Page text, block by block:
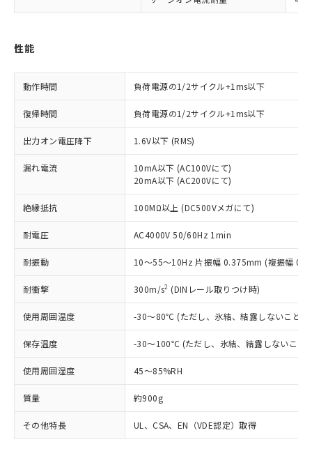
性能
動作時間 負荷電源の1/2サイクル+1ms以下
復帰時間 負荷電源の1/2サイクル+1ms以下
出力オン電圧降下 1.6V以下 (RMS)
漏れ電流
10mA以下 (AC100Vにて)
20mA以下 (AC200Vにて)
絶縁抵抗 100MΩ以上 (DC500Vメガにて)
耐電圧 AC4000V 50/60Hz 1min
耐振動 10～55～10Hz 片振幅 0.375mm (複振幅
耐衝撃 300m/s2 (DINレール取りつけ時)
使用周囲温度 -30～80℃ (ただし、氷結、結露しないこと)
保存温度 -30～100℃ (ただし、氷結、結露しないこと)
使用周囲湿度 45～85%RH
質量 約900g
その他特長 UL、CSA、EN（VDE認定）取得
ご利用条件
ご利用ください。
本サービスは、当社制御機器事業取扱
商品の当社在庫状況および標準価格
(税抜)を提供させていただくもので
す。
当社制御機器事業取扱商品の中には、
本サービスの対象外となる商品もある
ことをご了承ください。
記載している更新日時点での社内デー
タに基づき作成されるものであり、閲
覧された時点での実際の在庫および標
準価格とは異なる場合があることをご
了承ください。
正式な納期状況および標準価格はお客
様のお取引先、またはお客様担当のオ
ムロン制御機器販売店・当社販売員に
ご相談ください。
オムロン制御機器販売店や当社販売拠
販売ネットワーク
」をご確認
事前の承諾なく第三者に漏洩または開
示しないようお願いします。
対応予定：EU RoHS指令（10物質）の非含
有に対応した製品に切り替える予定のある
定はありません。
調査・確認中：EU RoHS指令（10物質）の
商品です。
非該当品：ライセンス料など無形物で、有
害物質有無と関係のない商品です。
仕入先様の事情により、非含有部品として
いたものが、含有品と判明した場合などや
むを得ず変更することがあります。
*EU RoHS指令（10物質）：
鉛(Pb) 1000ppm以下、 水銀(Hg) 1000ppm以下、 カド
類(PBB) 1000ppm以下、ポリ臭化ジフェニルエーテル類
(PBDE) 1000ppm以下、フタル酸ビス(2-エチルヘキシ
ル) (DEHP)(別名：DOP) 1000ppm以下、フタル酸ブチ
ルベンジル（BBP） 1000ppm以下、フタル酸ジブチル
（DBP） 1000ppm以下、フタル酸ジイソブチル
(DIBP) 1000ppm以下
但し、RoHS指令で産業用監視および制御機器に対する
フタル酸エステル類の４物質については閾値を超える意
図的な使用がないことを確認しています。
※2 対応予定月
部品在庫の切り替え状況などにより、予定
月が前後することがあります。
※1 中国RoHS○×表
基準値以下であることを示します。
「×」：最大均質材料含有率が中国RoHSの
基準値を超えていることを示します。
「－」：未確認です。当社販売部門へお問
い合わせください。
*中国RoHS10物質の基準値 (GB/T26572)：
Pb(鉛) :1000ppm、 Hg(水銀) : 1000ppm、 Cd(カドミウ
Cr(Ⅵ)(六価クロム) : 1000ppm、 PBBs(ポリ臭化ビフェ
ニル類) : 1000ppm、 PBDEs(ポリ臭化ジフェニルエーテ
DBP(フタル酸ジブチル) : 1000ppm、 DIBP(フタル酸ジ
ル) : 1000ppm、
DEHP(フタル酸ビス(2-エチルヘキシル)) : 1000ppm
※2 環境保護使用期限
「ｅ」：有害物質（10物質）のすべてが基
準値以下であることを示します。
「10」：通常の使用状況下において有害物
質が外部に漏えいし、環境に深刻な影響を
当社は、これら貴社製品のうち、外国
為替および外国貿易法に定める商品
（以下｢規制貨物等」という）を輸出
または国外への提供する場合は、日本
国政府の輸出許可(または役務取引許
当社は規制貨物を破棄する場合は、完
全に破砕するなど、違法に輸出されな
いよう必要な手段を講じます。
当社は貴社製品を、核兵器、ミサイ
ル、化学兵器、生物兵器またはその他
武器並びにこれらの製造装置等に一切
使用いたしません。
当社は、貴社製品を第三者に販売する
場合は、上記1、2および3の内容を当
該第三者に通知します。また当社は、
販売先および販売に係わる関係者が違
一定数以上の在庫あり
△ 一定数には満たないが在庫あり
在庫なし(最新の在庫状況につ
いては、お客様のお取引先、ま
たはお客様担当のオムロン制御
機器販売店・当社販売員にご確
認ください)
空
受注生産機種、また在庫状況の